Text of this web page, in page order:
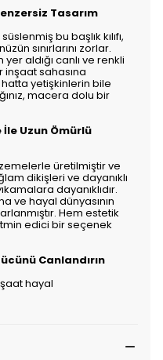
Tasarım
bu başlık kılıfı,
sınırlarını zorlar.
aldığı canlı ve renkli
inşaat sahasına
hatta yetişkinlerin bile
macera dolu bir
İle Uzun Ömürlü
üretilmiştir ve
dikişleri ve dayanıklı
dayanıklıdır.
ve hayal dünyasının
Hem estetik
edici bir seçenek
Canlandırın
hayal